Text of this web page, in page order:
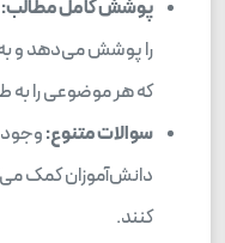
پوشش کامل مطالب:
را پوشش می‌دهد و به
که هر موضوعی را به
سوالات متنوع:وجود
دانش‌آموزان کمک
کنند.